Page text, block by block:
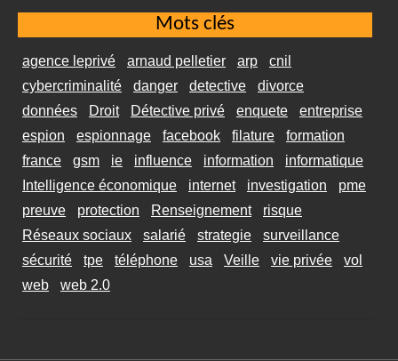
Mots clés
agence leprivé arnaud pelletier arp
cnil
cybercriminalité
danger detective
divorce
données
Droit Détective privé enquete
entreprise
espion
espionnage facebook filature
formation
france
gsm ie influence information
informatique
Intelligence économique
internet investigation
pme
preuve
protection Renseignement
risque
Réseaux sociaux
salarié strategie
surveillance
sécurité
tpe téléphone usa Veille vie privée
vol
web
web 2.0